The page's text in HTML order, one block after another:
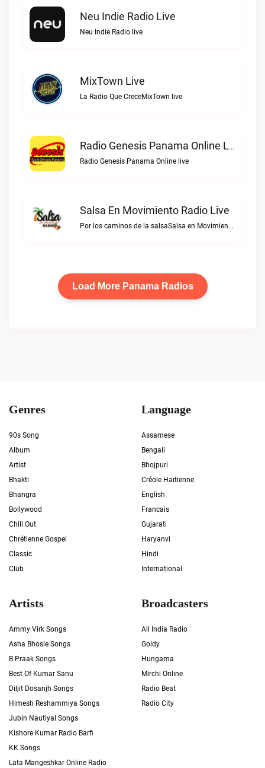
Neu Indie Radio Live
Neu Indie Radio live
MixTown Live
La Radio Que CreceMixTown live
Radio Genesis Panama Online Live
Radio Genesis Panama Online live
Salsa En Movimiento Radio Live
Por los caminos de la salsaSalsa en Movimiento Radio live
Load More Panama Radios
Genres
90s Song
Album
Artist
Bhakti
Bhangra
Bollywood
Chill Out
Chrétienne Gospel
Classic
Club
Language
Assamese
Bengali
Bhojpuri
Créole Haïtienne
English
Francais
Gujarati
Haryanvi
Hindi
International
Artists
Ammy Virk Songs
Asha Bhosle Songs
B Praak Songs
Best Of Kumar Sanu
Diljit Dosanjh Songs
Himesh Reshammiya Songs
Jubin Nautiyal Songs
Kishore Kumar Radio Barfi
KK Songs
Lata Mangeshkar Online Radio
Broadcasters
All India Radio
Goldy
Hungama
Mirchi Online
Radio Beat
Radio City